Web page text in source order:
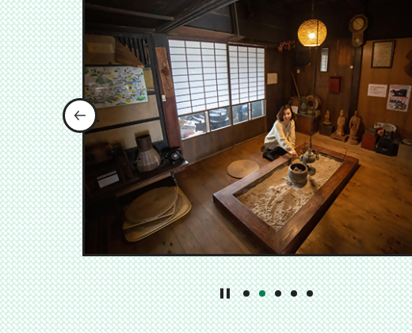
前のスライドを表示
1番目のスライドを表示
2番目のスライドを表示
3番目のスライドを表示
4番目のスライドを表示
5番目のスライドを